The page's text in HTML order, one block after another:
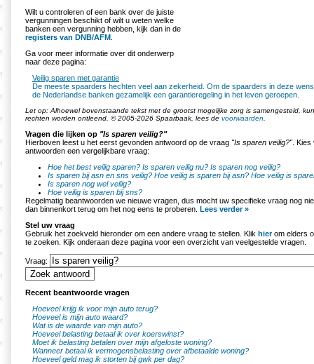
Wilt u controleren of een bank over de juiste
vergunningen beschikt of wilt u weten welke
banken een vergunning hebben, kijk dan in de
registers van DNB/AFM
Ga voor meer informatie over dit onderwerp
naar deze pagina:
Veilig sparen met garantie
De meeste spaarders hechten veel aan zekerheid. Om de spaarders in deze
de Nederlandse banken gezamelijk een garantieregeling in het leven geroepen.
Let op: Alhoewel bovenstaande tekst met de grootst mogelijke zorg is samengesteld,
rechten worden ontleend. © 2005-2026 Spaarbaak, lees de voorwaarden
Vragen die lijken op "Is sparen veilig?"
Hierboven leest u het eerst gevonden antwoord op de vraag "Is sparen veilig?". Kies
antwoorden een vergelijkbare vraag:
Hoe het best veilig sparen? Is sparen veilig nu? Is sparen nog veilig?
Is sparen bij asn en sns veilig? Hoe veilig is sparen bij asn? Hoe veilig is
Is sparen nog wel veilig?
Hoe veilig is sparen bij sns?
Regelmatig beantwoorden we nieuwe vragen, dus mocht uw specifieke vraag nog
dan binnenkort terug om het nog eens te proberen. Lees verder »
Stel uw vraag
Gebruik het zoekveld hieronder om een andere vraag te stellen. Klik hierom elders
te zoeken. Kijk onderaan deze pagina voor een overzicht van veelgestelde vragen.
Vraag:
Recent beantwoorde vragen
Hoeveel krijg ik voor mijn auto terug?
Hoeveel is mijn auto waard?
Wat is de waarde van mijn auto?
Hoeveel belasting betaal ik over koerswinst?
Moet ik belasting betalen over mijn afgeloste woning?
Wanneer betaal ik vermogensbelasting over afbetaalde woning?
Hoeveel geld mag ik storten bij gwk per dag?